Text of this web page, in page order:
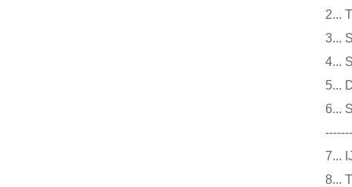
2...
3...
4...
5...
6...
7...
8...